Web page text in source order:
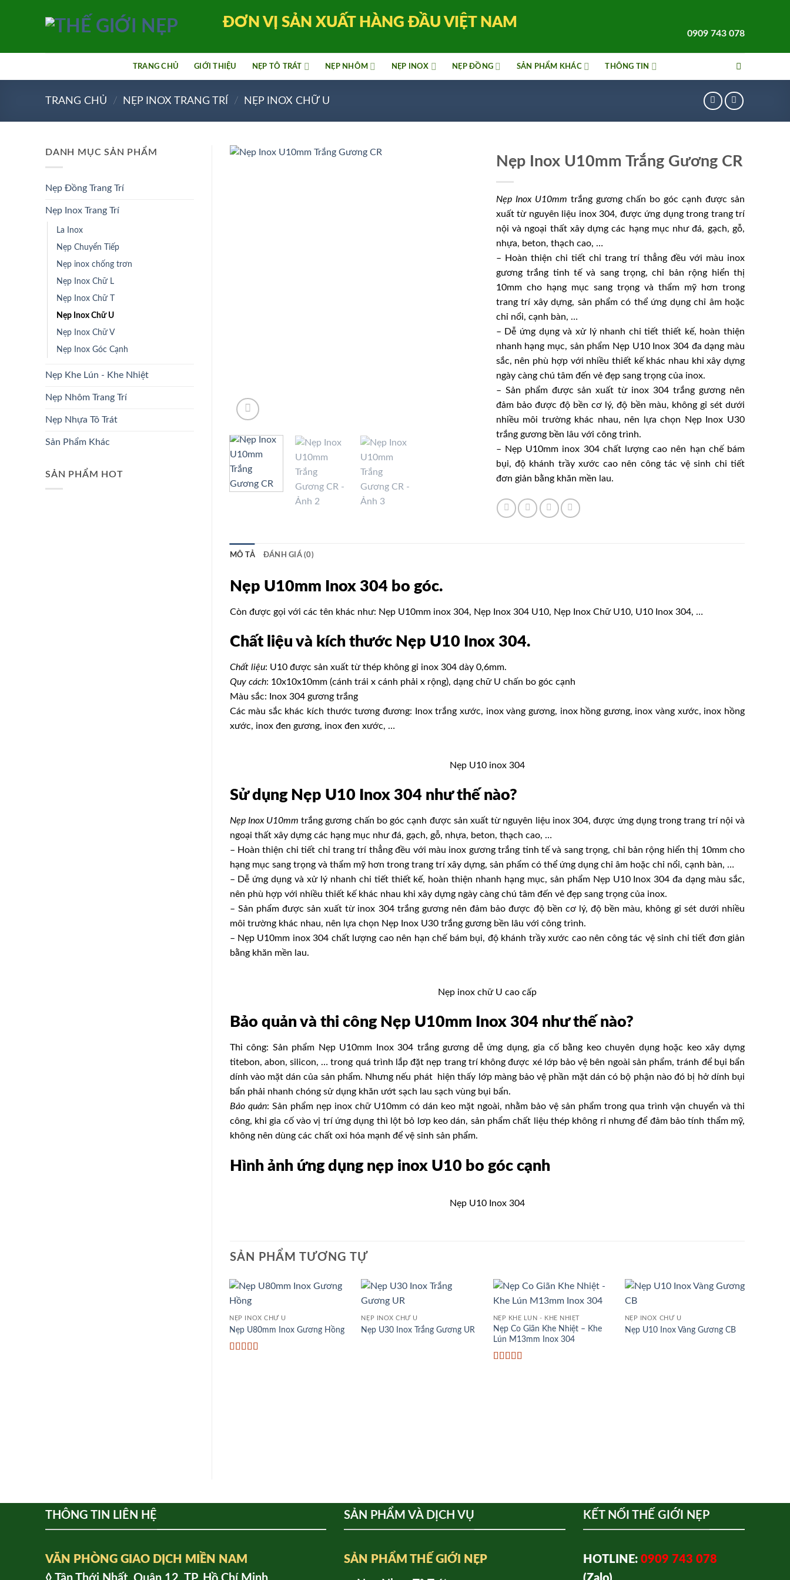
ĐƠN VỊ SẢN XUẤT HÀNG ĐẦU VIỆT NAM
0909 743 078
TRANG CHỦ GIỚI THIỆU NẸP TÔ TRÁT NẸP NHÔM NẸP INOX NẸP ĐỒNG SẢN PHẨM KHÁC THÔNG TIN
TRANG CHỦ / NẸP INOX TRANG TRÍ / NẸP INOX CHỮ U
DANH MỤC SẢN PHẨM
Nẹp Đồng Trang Trí
Nẹp Inox Trang Trí
La Inox
Nẹp Chuyển Tiếp
Nẹp inox chống trơn
Nẹp Inox Chữ L
Nẹp Inox Chữ T
Nẹp Inox Chữ U
Nẹp Inox Chữ V
Nẹp Inox Góc Cạnh
Nẹp Khe Lún - Khe Nhiệt
Nẹp Nhôm Trang Trí
Nẹp Nhựa Tô Trát
Sản Phẩm Khác
SẢN PHẨM HOT
Nẹp Inox U10mm Trắng Gương CR
Nẹp Inox U10mm trắng gương chấn bo góc cạnh được sản
xuất từ nguyên liệu inox 304, được ứng dụng trong trang trí
nội và ngoại thất xây dựng các hạng mục như đá, gạch, gỗ,
nhựa, beton, thạch cao, …
– Hoàn thiện chi tiết chỉ trang trí thẳng đều với màu inox
gương trắng tinh tế và sang trọng, chỉ bản rộng hiển thị
10mm cho hạng mục sang trọng và thẩm mỹ hơn trong
trang trí xây dựng, sản phẩm có thể ứng dụng chỉ âm hoặc
chỉ nổi, cạnh bàn, …
– Dễ ứng dụng và xử lý nhanh chi tiết thiết kế, hoàn thiện
nhanh hạng mục, sản phẩm Nẹp U10 Inox 304 đa dạng màu
sắc, nên phù hợp với nhiều thiết kế khác nhau khi xây dựng
ngày càng chú tâm đến vẻ đẹp sang trọng của inox.
– Sản phẩm được sản xuất từ inox 304 trắng gương nên
đảm bảo được độ bền cơ lý, độ bền màu, không gỉ sét dưới
nhiều môi trường khác nhau, nên lựa chọn
Nẹp Inox U30
trắng gươngbền lâu với công trình.
– Nẹp U10mm inox 304chất lượng cao nên hạn chế bám
bụi, độ khánh trầy xước cao nên công tác vệ sinh chi tiết
đơn giản bằng khăn mền lau.
MÔ TẢ ĐÁNH GIÁ (0)
Nẹp U10mm Inox 304 bo góc.
Còn được gọi với các tên khác như: Nẹp U10mm inox 304, Nẹp Inox 304 U10, Nẹp Inox Chữ U10, U10 Inox 304, …
Chất liệu và kích thước Nẹp U10 Inox 304.
Chất liệu: U10 được sản xuất từ thép không gỉ inox 304 dày 0,6mm.
Quy cách: 10x10x10mm (cánh trái x cánh phải x rộng), dạng chữ U chấn bo góc cạnh
Màu sắc: Inox 304 gương trắng
Các màu sắc khác kích thước tương đương: Inox trắng xước, inox vàng gương, inox hồng gương, inox vàng xước, inox hồng
xước, inox đen gương, inox đen xước, …
Nẹp U10 inox 304
Sử dụng Nẹp U10 Inox 304 như thế nào?
Nẹp Inox U10mm trắng gương chấn bo góc cạnh được sản xuất từ nguyên liệu inox 304, được ứng dụng trong trang trí nội và
ngoại thất xây dựng các hạng mục như đá, gạch, gỗ, nhựa, beton, thạch cao, …
– Hoàn thiện chi tiết chỉ trang trí thẳng đều với màu inox gương trắng tinh tế và sang trọng, chỉ bản rộng hiển thị 10mm cho
hạng mục sang trọng và thẩm mỹ hơn trong trang trí xây dựng, sản phẩm có thể ứng dụng chỉ âm hoặc chỉ nổi, cạnh bàn, …
– Dễ ứng dụng và xử lý nhanh chi tiết thiết kế, hoàn thiện nhanh hạng mục, sản phẩm Nẹp U10 Inox 304 đa dạng màu sắc,
nên phù hợp với nhiều thiết kế khác nhau khi xây dựng ngày càng chú tâm đến vẻ đẹp sang trọng của inox.
– Sản phẩm được sản xuất từ inox 304 trắng gương nên đảm bảo được độ bền cơ lý, độ bền màu, không gỉ sét dưới nhiều
môi trường khác nhau, nên lựa chọn Nẹp Inox U30 trắng gươngbền lâu với công trình.
– Nẹp U10mm inox 304 chất lượng cao nên hạn chế bám bụi, độ khánh trầy xước cao nên công tác vệ sinh chi tiết đơn giản
bằng khăn mền lau.
Nẹp inox chữ U cao cấp
Bảo quản và thi công Nẹp U10mm Inox 304 như thế nào?
Thi công: Sản phẩm Nẹp U10mm Inox 304 trắng gương dễ ứng dụng, gia cố bằng keo chuyên dụng hoặc keo xây dựng
titebon, abon, silicon, … trong quá trình lắp đặt nẹp trang tríkhông được xé lớp bảo vệ bên ngoài sản phẩm, tránh để bụi bẩn
dính vào mặt dán của sản phẩm. Nhưng nếu phát hiện thấy lớp màng bảo vệ phần mặt dán có bộ phận nào đó bị hở dính bụi
bẩn phải nhanh chóng sử dụng khăn ướt sạch lau sạch vùng bụi bẩn.
Bảo quản: Sản phẩm nẹpinox chữ U10mmcó dán keo mặt ngoài, nhằm bảo vệ sản phẩm trong qua trình vận chuyển và thi
công, khi gia cố vào vị trí ứng dụng thì lột bỏ lơp keo dán, sản phẩm chất liệu thép không rỉ nhưng để đảm bảo tính thẩm mỹ,
không nên dùng các chất oxi hóa mạnh để vệ sinh sản phẩm.
Hình ảnh ứng dụng nẹp inox U10bo góc cạnh
Nẹp U10 Inox 304
SẢN PHẨM TƯƠNG TỰ
NẸP INOX CHỮ U
Nẹp U80mm Inox Gương Hồng
NẸP INOX CHỮ U
Nẹp U30 Inox Trắng Gương UR
NẸP KHE LÚN - KHE NHIỆT
Nẹp Co Giãn Khe Nhiệt – Khe
Lún M13mm Inox 304
NẸP INOX CHỮ U
Nẹp U10 Inox Vàng Gương CB
THÔNG TIN LIÊN HỆ
VĂN PHÒNG GIAO DỊCH MIỀN NAM
SẢN PHẨM VÀ DỊCH VỤ
SẢN PHẨM THẾ GIỚI NẸP
KẾT NỐI THẾ GIỚI NẸP
HOTLINE:0909 743 078